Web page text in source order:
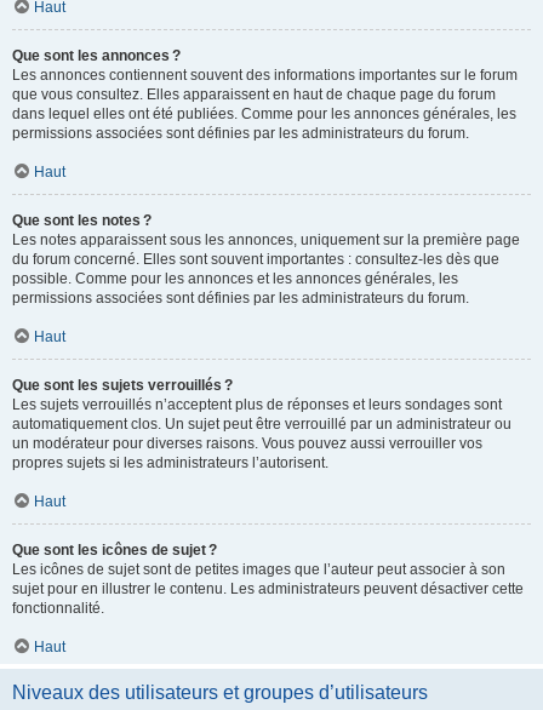
Haut
Que sont les annonces ?
Les annonces contiennent souvent des informations importantes sur le forum
que vous consultez. Elles apparaissent en haut de chaque page du forum
dans lequel elles ont été publiées. Comme pour les annonces générales, les
permissions associées sont définies par les administrateurs du forum.
Haut
Que sont les notes ?
Les notes apparaissent sous les annonces, uniquement sur la première page
du forum concerné. Elles sont souvent importantes : consultez-les dès que
possible. Comme pour les annonces et les annonces générales, les
permissions associées sont définies par les administrateurs du forum.
Haut
Que sont les sujets verrouillés ?
Les sujets verrouillés n’acceptent plus de réponses et leurs sondages sont
automatiquement clos. Un sujet peut être verrouillé par un administrateur ou
un modérateur pour diverses raisons. Vous pouvez aussi verrouiller vos
propres sujets si les administrateurs l’autorisent.
Haut
Que sont les icônes de sujet ?
Les icônes de sujet sont de petites images que l’auteur peut associer à son
sujet pour en illustrer le contenu. Les administrateurs peuvent désactiver cette
fonctionnalité.
Haut
Niveaux des utilisateurs et groupes d’utilisateurs